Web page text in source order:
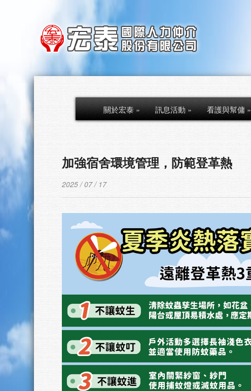
關於宏泰» 訊息活動» 看護與幫傭»
加強宿舍環境管理，防範登革熱
2025 / 07 / 17